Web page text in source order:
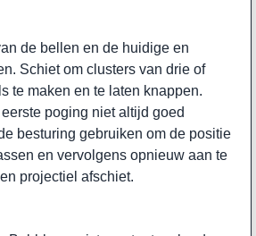
de bellen en de huidige en
Schiet om clusters van drie of
te maken en te laten knappen.
poging niet altijd goed
besturing gebruiken om de positie
en vervolgens opnieuw aan te
projectiel afschiet.